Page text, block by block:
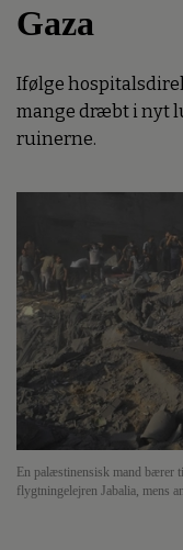
Gaza
Ifølge
mange dræbt i nyt
ruinerne.
En palæstinensisk mand bærer
flygtningelejren Jabalia, mens